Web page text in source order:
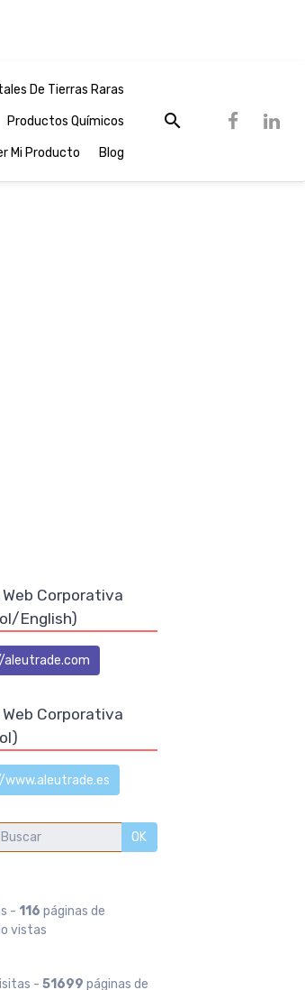
De Tierras Raras
Productos Químicos
Mi Producto Blog
Corporativa
English)
Corporativa
OK
- 116 páginas de
vistas
-51699 páginas de